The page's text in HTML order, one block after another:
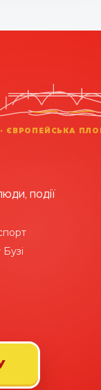
події